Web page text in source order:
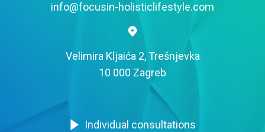
info@focusin-holisticlifestyle.com
Velimira Kljaića 2, Trešnjevka
10 000 Zagreb
Individual consultations